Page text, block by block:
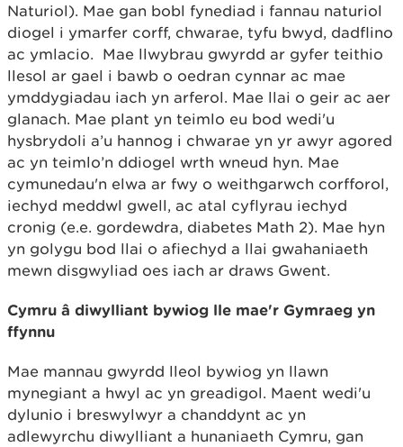
Naturiol). Mae gan bobl fynediad i fannau naturiol
diogel i ymarfer corff, chwarae, tyfu bwyd, dadflino
ac ymlacio. Mae llwybrau gwyrdd ar gyfer teithio
llesol ar gael i bawb o oedran cynnar ac mae
ymddygiadau iach yn arferol. Mae llai o geir ac aer
glanach. Mae plant yn teimlo eu bod wedi'u
hysbrydoli a’u hannog i chwarae yn yr awyr agored
ac yn teimlo’n ddiogel wrth wneud hyn. Mae
cymunedau'n elwa ar fwy o weithgarwch corfforol,
iechyd meddwl gwell, ac atal cyflyrau iechyd
cronig (e.e. gordewdra, diabetes Math 2). Mae hyn
yn golygu bod llai o afiechyd a llai gwahaniaeth
mewn disgwyliad oes iach ar draws Gwent.
Cymru â diwylliant bywiog lle mae'r Gymraeg yn
ffynnu
Mae mannau gwyrdd lleol bywiog yn llawn
mynegiant a hwyl ac yn greadigol. Maent wedi'u
dylunio i breswylwyr a chanddynt ac yn
adlewyrchu diwylliant a hunaniaeth Cymru, gan